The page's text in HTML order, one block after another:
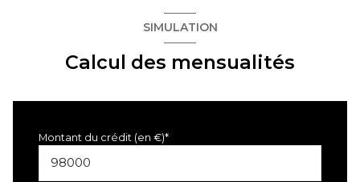
SIMULATION
Calcul des mensualités
Montant du crédit (en €)*